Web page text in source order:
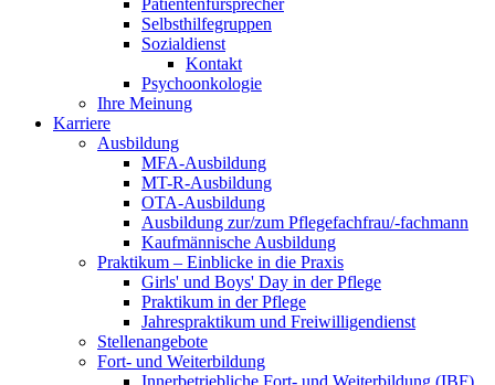
Patientenfürsprecher
Selbsthilfegruppen
Sozialdienst
Kontakt
Psychoonkologie
Ihre Meinung
Karriere
Ausbildung
MFA-Ausbildung
MT-R-Ausbildung
OTA-Ausbildung
Ausbildung zur/zum Pflegefachfrau/-fachmann
Kaufmännische Ausbildung
Praktikum – Einblicke in die Praxis
Girls' und Boys' Day in der Pflege
Praktikum in der Pflege
Jahrespraktikum und Freiwilligendienst
Stellenangebote
Fort- und Weiterbildung
Innerbetriebliche Fort- und Weiterbildung (IBF)